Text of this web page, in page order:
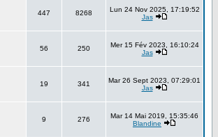
447 8268
Lun 24 Nov 2025, 17:19:52
Jas
56 250
Mer 15 Fév 2023, 16:10:24
Jas
19 341
Mar 26 Sept 2023, 07:29:01
Jas
9 276
Mar 14 Mai 2019, 15:35:46
Blandine